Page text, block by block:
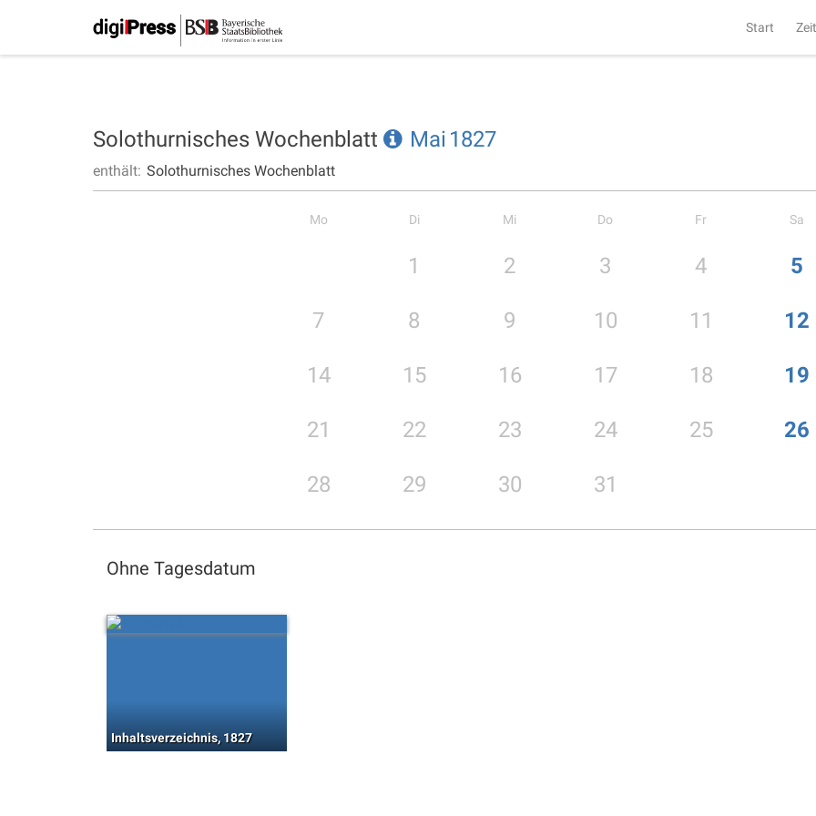
Start
Solothurnisches Wochenblatt Mai 1827
enthält: Solothurnisches Wochenblatt
Mo Di Mi Do Fr Sa
1 2 3 4 5
7 8 9 10 11 12
14 15 16 17 18 19
21 22 23 24 25 26
28 29 30 31
Ohne Tagesdatum
Inhaltsverzeichnis, 1827